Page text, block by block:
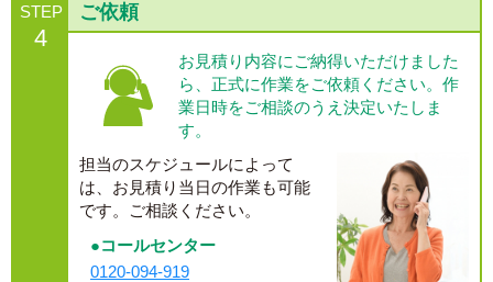
STEP
4
ご依頼
お見積り内容にご納得いただけました
ら、正式に作業をご依頼ください。作
業日時をご相談のうえ決定いたしま
す。
担当のスケジュールによって
は、お見積り当日の作業も可能
です。ご相談ください。
●コールセンター
0120-094-919